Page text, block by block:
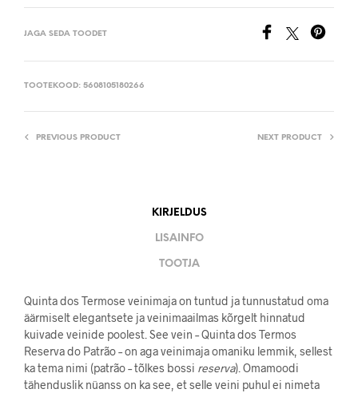
JAGA SEDA TOODET
TOOTEKOOD: 5608105180266
PREVIOUS PRODUCT NEXT PRODUCT
KIRJELDUS
LISAINFO
TOOTJA
Quinta dos Termose veinimaja on tuntud ja tunnustatud oma
äärmiselt elegantsete ja veinimaailmas kõrgelt hinnatud
kuivade veinide poolest. See vein – Quinta dos Termos
Reserva do Patrão – on aga veinimaja omaniku lemmik, sellest
ka tema nimi (patrão – tõlkes bossi reserva). Omamoodi
tähenduslik nüanss on ka see, et selle veini puhul ei nimeta